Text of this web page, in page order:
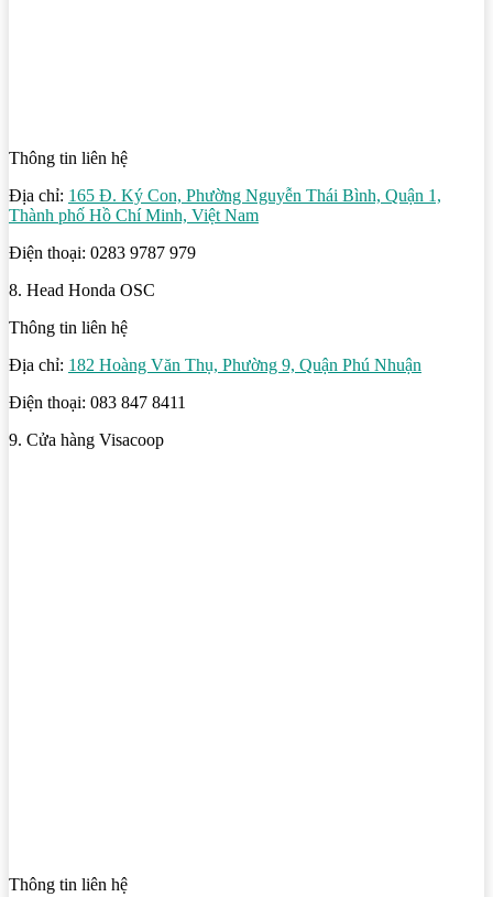
Thông tin liên hệ
Địa chỉ: 165 Đ. Ký Con, Phường Nguyễn Thái Bình, Quận 1,
Thành phố Hồ Chí Minh, Việt Nam
Điện thoại: 0283 9787 979
8. Head Honda OSC
Thông tin liên hệ
Địa chỉ: 182 Hoàng Văn Thụ, Phường 9, Quận Phú Nhuận
Điện thoại: 083 847 8411
9. Cửa hàng Visacoop
Thông tin liên hệ